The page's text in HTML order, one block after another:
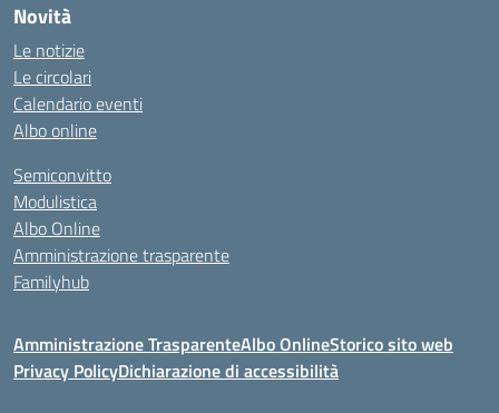
Novità
Le notizie
Le circolari
Calendario eventi
Albo online
Semiconvitto
Modulistica
Albo Online
Amministrazione trasparente
Familyhub
Amministrazione TrasparenteAlbo OnlineStorico sito web
Privacy PolicyDichiarazione di accessibilità